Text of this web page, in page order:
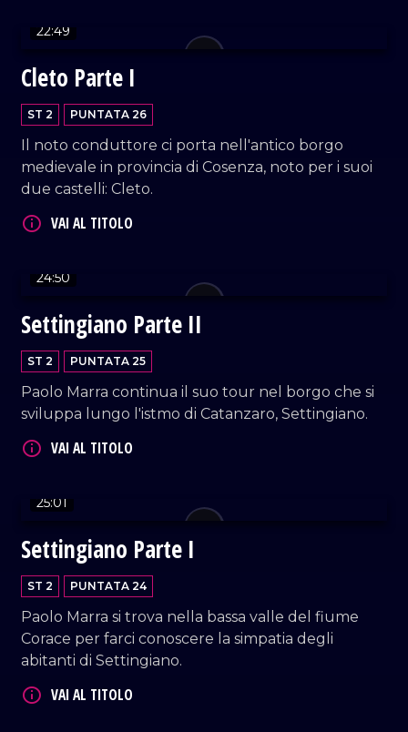
22:49
Cleto Parte I
ST 2 PUNTATA 26
Il noto conduttore ci porta nell'antico borgo
medievale in provincia di Cosenza, noto per i suoi
due castelli: Cleto.
24:50
Settingiano Parte II
ST 2 PUNTATA 25
Paolo Marra continua il suo tour nel borgo che si
sviluppa lungo l'istmo di Catanzaro, Settingiano.
25:01
Settingiano Parte I
ST 2 PUNTATA 24
Paolo Marra si trova nella bassa valle del fiume
Corace per farci conoscere la simpatia degli
abitanti di Settingiano.
VAI AL TITOLO
VAI AL TITOLO
VAI AL TITOLO